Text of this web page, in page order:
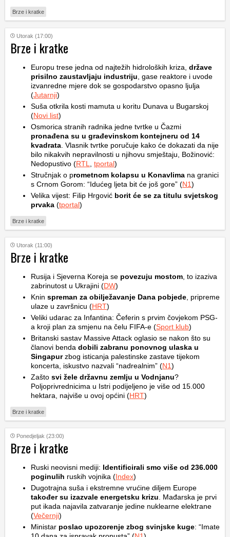
Brze i kratke
Utorak (17:00)
Brze i kratke
Europu trese jedna od najtežih hidroloških kriza, države
prisilno zaustavljaju industriju , gase reaktore i uvode
izvanredne mjere dok se gospodarstvo opasno ljulja
(Jutarnji)
Suša otkrila kosti mamuta u koritu Dunava u Bugarskoj
(Novi list)
Osmorica stranih radnika jedne tvrtke u Čazmi
pronađena su u građevinskom kontejneru od 14
kvadrata . Vlasnik tvrtke poručuje kako će dokazati da nije
bilo nikakvih nepravilnosti u njihovu smještaju, Božinović:
Nedopustivo (RTL tportal)
Stručnjak o prometnom kolapsu u Konavlima na granici
s Crnom Gorom: “Idućeg ljeta bit će još gore” (N1)
Velika vijest: Filip Hrgović borit će se za titulu svjetskog
prvaka (tportal)
Brze i kratke
Utorak (11:00)
Brze i kratke
Rusija i Sjeverna Koreja se povezuju mostom , to izaziva
zabrinutost u Ukrajini (DW)
Knin spreman za obilježavanje Dana pobjede , pripreme
ulaze u završnicu (HRT)
Veliki udarac za Infantina: Čeferin s prvim čovjekom PSG-
a kroji plan za smjenu na čelu FIFA-e (Sport klub)
Britanski sastav Massive Attack oglasio se nakon što su
članovi benda dobili zabranu ponovnog ulaska u
Singapurzbog isticanja palestinske zastave tijekom
koncerta, iskustvo nazvali “nadrealnim” (N1)
Zašto svi žele državnu zemlju u Vodnjanu?
Poljoprivrednicima u Istri podijeljeno je više od 15.000
hektara, najviše u ovoj općini (HRT)
Brze i kratke
Ponedjeljak (23:00)
Brze i kratke
Ruski neovisni mediji: Identificirali smo više od 236.000
poginulih ruskih vojnika (Index)
Dugotrajna suša i ekstremne vrućine diljem Europe
također su izazvale energetsku krizu . Mađarska je prvi
put ikada najavila zatvaranje jedine nuklearne elektrane
(Večernji)
Ministar poslao upozorenje zbog svinjske kuge: “Imate